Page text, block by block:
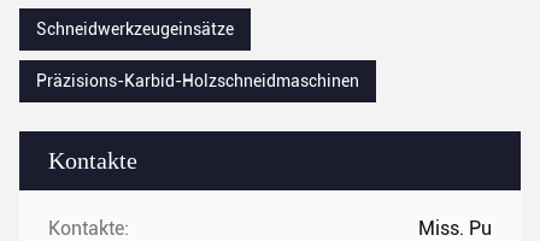
Kontakte
Kontakte: Miss. Pu
Schneidwerkzeugeinsätze
Präzisions-Karbid-Holzschneidmaschinen